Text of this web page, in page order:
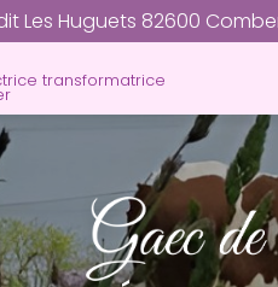
Les Huguets 82600